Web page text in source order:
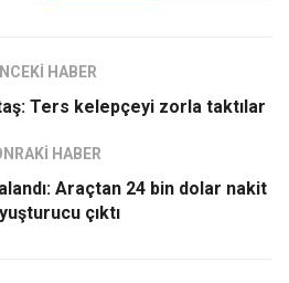
HABER
Ters kelepçeyi zorla taktılar
HABER
Araçtan 24 bin dolar nakit
çıktı